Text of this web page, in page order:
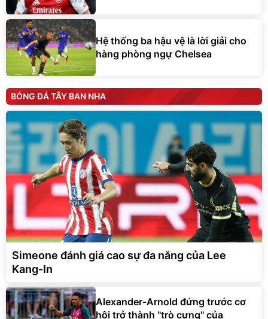
Hệ thống ba hậu vệ là lời giải cho
hàng phòng ngự Chelsea
BÓNG ĐÁ TÂY BAN NHA
Simeone đánh giá cao sự đa năng của Lee
Kang-In
Alexander-Arnold đứng trước cơ
hội trở thành ''trò cưng'' của